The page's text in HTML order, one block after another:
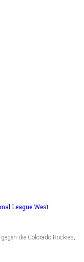
League West
die Colorado Rockies,